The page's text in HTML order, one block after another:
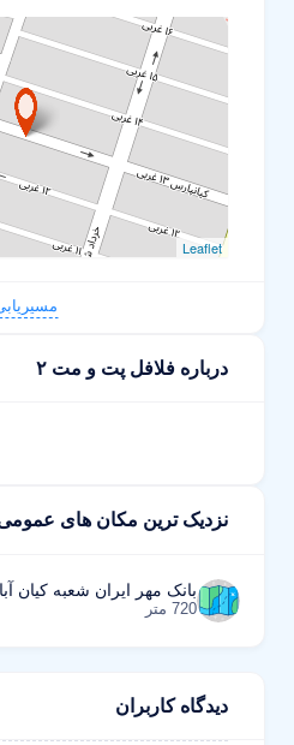
Leaflet
درباره فلافل پت و مت ۲
نزدیک ترین مکان های
بانک مهر ایران شعبه کیان
720 متر
دیدگاه کاربران